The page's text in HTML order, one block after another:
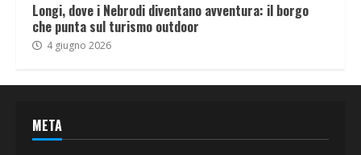
Longi, dove i Nebrodi diventano avventura: il borgo
che punta sul turismo outdoor
4 giugno 2026
META